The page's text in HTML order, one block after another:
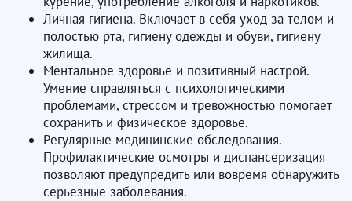
Личная гигиена. Включает в себя уход за телом и
полостью рта, гигиену одежды и обуви, гигиену
жилища.
Ментальное здоровье и позитивный настрой.
Умение справляться с психологическими
проблемами, стрессом и тревожностью помогает
сохранить и физическое здоровье.
Регулярные медицинские обследования.
Профилактические осмотры и диспансеризация
позволяют предупредить или вовремя обнаружить
серьезные заболевания.